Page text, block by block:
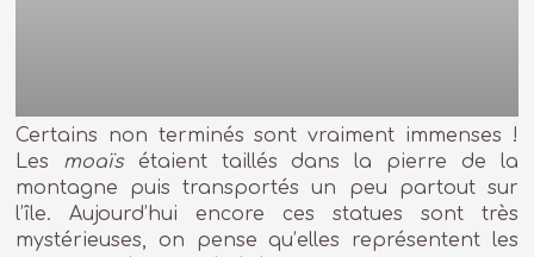
Certains non terminés sont vraiment immenses !
Les moaïsétaient taillés dans la pierre de la
montagne puis transportés un peu partout sur
l’île. Aujourd’hui encore ces statues sont très
mystérieuses, on pense qu’elles représentent les